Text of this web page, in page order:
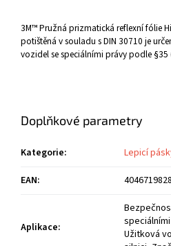
3M™ Pružná prizmatická reflexní fólie
potištěná v souladu s DIN 30710 je
vozidel se speciálními právy podle §35
Doplňkové parametry
Kategorie:
Lepicí
EAN:
Aplikace:
Užitková